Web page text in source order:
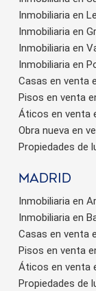
Inmobiliaria en
Inmobiliaria en
Inmobiliaria en
Inmobiliaria en
Casas en venta
Pisos en venta
Áticos en venta
Obra nueva en
Propiedades de
Madrid
Inmobiliaria en
Inmobiliaria en
Casas en venta
Pisos en venta
Áticos en venta
Propiedades de